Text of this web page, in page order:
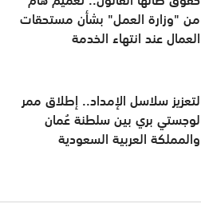
من "وزارة العمل" بشأن مستحقات
العمال عند انتهاء الخدمة
لتعزيز سلاسل الإمداد.. إطلاق ممر
لوجستي بري بين سلطنة عُمان
والمملكة العربية السعودية